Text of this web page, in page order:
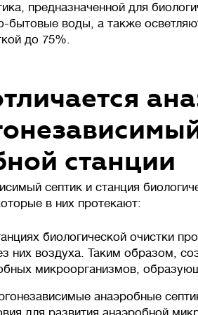
предназначенной для
бытовые воды, а также
до 75%.
станции
септик и станция
в них протекают:
биологической очистки
них воздуха. Таким образом,
микроорганизмов,
анаэробные